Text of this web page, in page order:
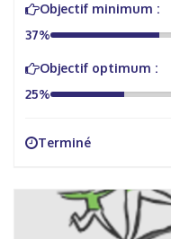
Objectif minimum :
37%
Objectif optimum :
25%
Terminé